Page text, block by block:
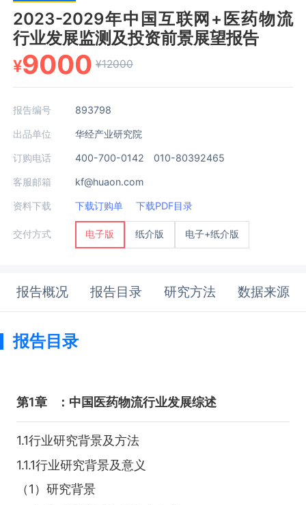
2023-2029年中国互联网+医药物流
行业发展监测及投资前景展望报告
¥9000 ¥12000
报告编号 893798
出品单位 华经产业研究院
订购电话 400-700-0142 010-80392465
客服邮箱 kf@huaon.com
资料下载 下载订购单 下载PDF目录
交付方式 电子版 纸介版 电子+纸介版
报告概况 报告目录 研究方法 数据来源
报告目录
第1章 ：中国医药物流行业发展综述
1.1行业研究背景及方法
1.1.1行业研究背景及意义
（1）研究背景